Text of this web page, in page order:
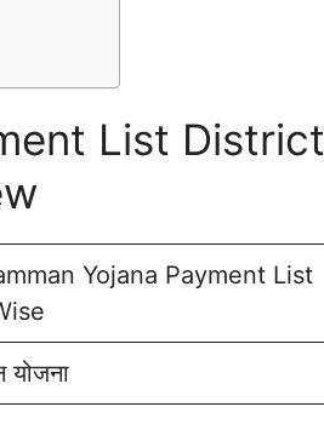
List District
Yojana Payment List
योजना